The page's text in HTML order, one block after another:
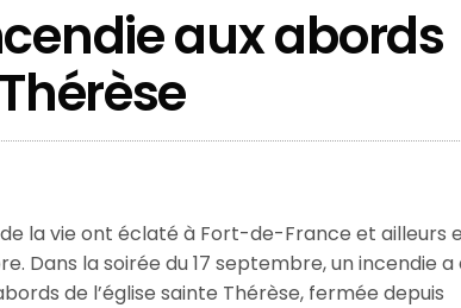
aux abords
la vie ont éclaté à Fort-de-France et ailleurs
Dans la soirée du 17 septembre, un incendie a
de l’église sainte Thérèse, fermée depuis